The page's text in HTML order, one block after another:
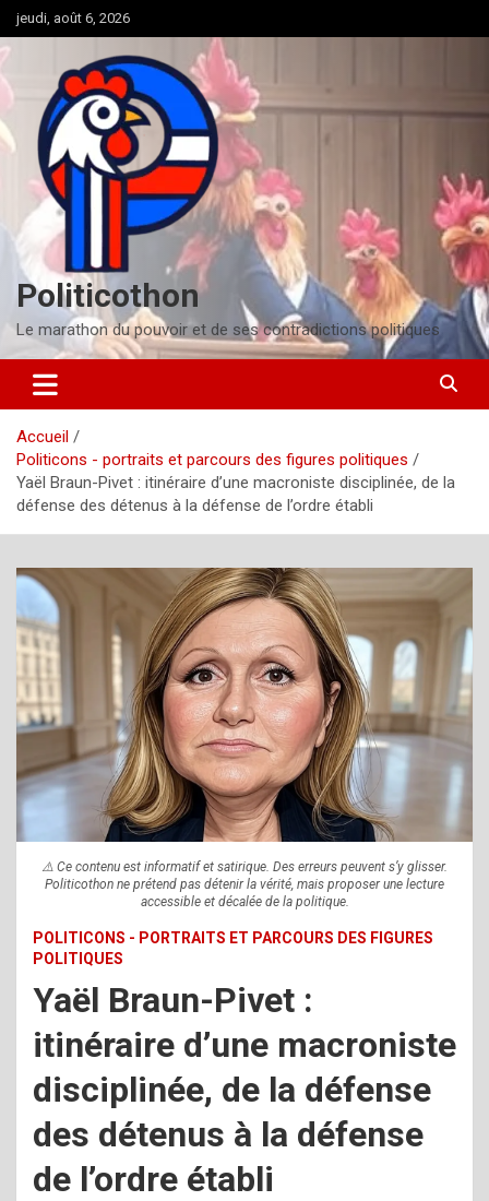
Aller
au
contenu
jeudi, août 6, 2026
Politicothon
Le marathon du pouvoir et de ses contradictions politiques
Accueil
Politicons - portraits et parcours des figures politiques
Yaël Braun-Pivet : itinéraire d’une macroniste disciplinée, de la
défense des détenus à la défense de l’ordre établi
⚠️ Ce contenu est informatif et satirique. Des erreurs peuvent s’y glisser.
Politicothon ne prétend pas détenir la vérité, mais proposer une lecture
accessible et décalée de la politique.
POLITICONS - PORTRAITS ET PARCOURS DES FIGURES
POLITIQUES
Yaël Braun-Pivet :
itinéraire d’une macroniste
disciplinée, de la défense
des détenus à la défense
de l’ordre établi